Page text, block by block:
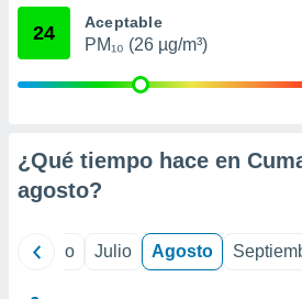
e
publicidad
24 Aceptable
PM₁₀ (26 µg/m³)
¿Qué tiempo hace en
agosto?
Junio Julio Agosto